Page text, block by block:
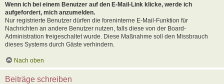
Wenn ich bei einem Benutzer auf den E-Mail-Link klicke, werde ich
aufgefordert, mich anzumelden.
Nur registrierte Benutzer dürfen die foreninterne E-Mail-Funktion für
Nachrichten an andere Benutzer nutzen, falls diese von der Board-
Administration freigeschaltet wurde. Diese Maßnahme soll den Missbrauch
dieses Systems durch Gäste verhindern.
Nach oben
Beiträge schreiben